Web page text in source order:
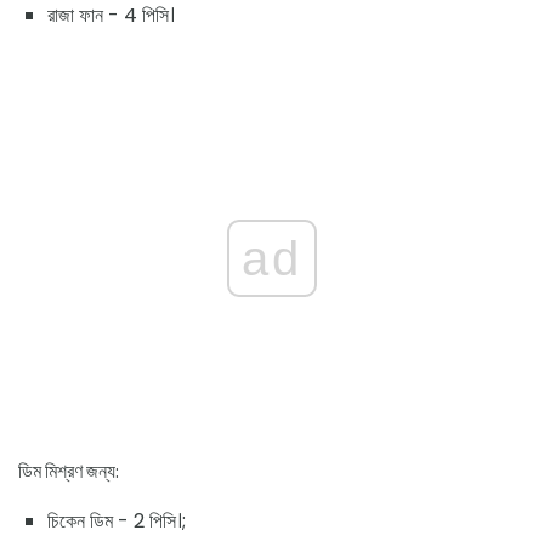
রাজা ফান - 4 পিসি।
ad
ডিম মিশ্রণ জন্য:
চিকেন ডিম - 2 পিসি।;